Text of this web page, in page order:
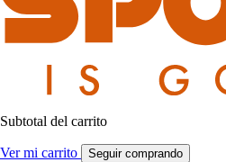
Subtotal del carrito
Ver mi carrito Seguir comprando